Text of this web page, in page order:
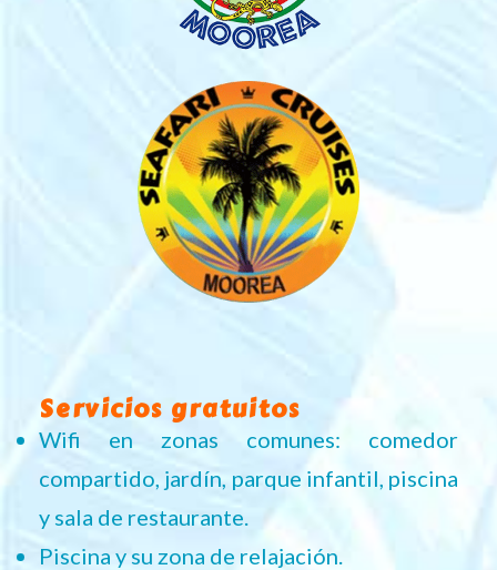
Servicios gratuitos
Wifi en zonas comunes: comedor
compartido, jardín, parque infantil, piscina
y sala de restaurante.
Piscina y su zona de relajación.